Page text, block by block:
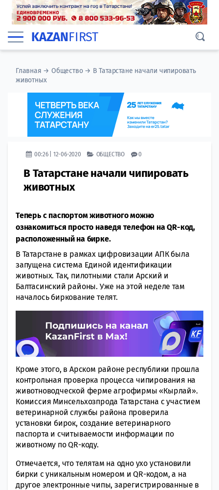
KAZANFIRST
Главная →Общество→ В Татарстане начали чипировать
животных
00:26 | 12-06-2020 ОБЩЕСТВО 0
В Татарстане начали чипировать
животных
Теперь с паспортом животного можно
ознакомиться просто наведя телефон на QR-код,
расположенный на бирке.
В Татарстане в рамках цифровизации АПК была
запущена система Единой идентификации
животных. Так, пилотными стали Арский и
Балтасинский районы. Уже на этой неделе там
началось биркование телят.
Кроме этого, в Арском районе республики прошла
контрольная проверка процесса чипирования на
животноводческой ферме агрофирмы «Кырлай».
Комиссия Минсельхозпрода Татарстана с участием
ветеринарной службы района проверила
установки бирок, создание ветеринарного
паспорта и считываемости информации по
животному по QR-коду.
Отмечается, что телятам на одно ухо установили
бирки с уникальным номером и QR-кодом, а на
другое электронные чипы, зарегистрированные в